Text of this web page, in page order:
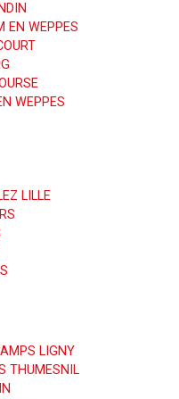
EN WEPPES
WEPPES
LILLE
LIGNY
THUMESNIL